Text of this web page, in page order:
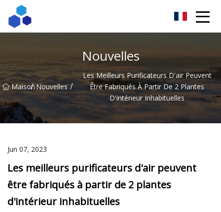
Nouvelles
Maison
/ Nouvelles /
Les Meilleurs Purificateurs D'air Peuvent
Être Fabriqués À Partir De 2 Plantes
D'intérieur Inhabituelles
Jun 07, 2023
Les meilleurs purificateurs d'air peuvent
être fabriqués à partir de 2 plantes
d'intérieur inhabituelles